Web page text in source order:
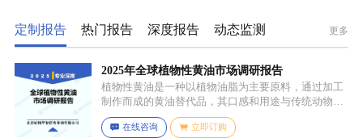
定制报告 热门报告 深度报告 动态监测 更多
2025年全球植物性黄油市场调研报告
植物性黄油是一种以植物油脂为主要原料，通过加工
制作而成的黄油替代品，其口感和用途与传统动物黄
油较为相似，常见的有大豆油、菜籽油、椰子油、棕
榈油等，这些植物油脂经过精炼、氢化或酯交换等工
在线咨询 立即订购